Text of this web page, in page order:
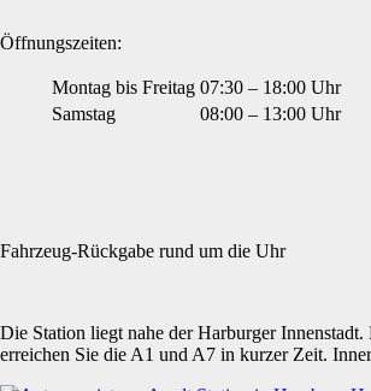
Öffnungszeiten:
Montag bis Freitag 07:30 – 18:00 Uhr
Samstag
08:00 – 13:00 Uhr
Fahrzeug-Rückgabe rund um die Uhr
Die Station liegt nahe der Harburger
erreichen Sie die A1 und A7 in kurzer Zeit.